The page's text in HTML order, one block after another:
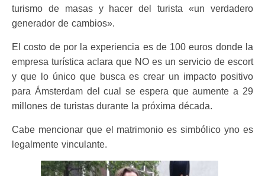
turismo de masas y hacer del turista «un verdadero
generador de cambios».
El costo de por la experiencia es de 100 euros donde la
empresa turística aclara que NO es un servicio de escort
y que lo único que busca es crear un impacto positivo
para Ámsterdam del cual se espera que aumente a 29
millones de turistas durante la próxima década.
Cabe mencionar que el matrimonio es simbólico yno es
legalmente vinculante.